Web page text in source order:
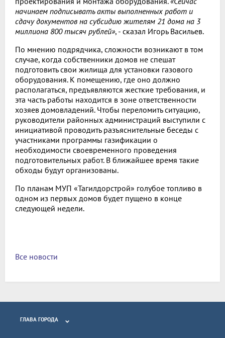
начинаем подписывать акты выполненных работ и
сдачу документов на субсидию жителям 21 дома на 3
миллиона 800 тысяч рублей», - сказал Игорь Васильев.
По мнению подрядчика, сложности возникают в том
случае, когда собственники домов не спешат
подготовить свои жилища для установки газового
оборудования. К помещению, где оно должно
располагаться, предъявляются жесткие требования, и
эта часть работы находится в зоне ответственности
хозяев домовладений. Чтобы переломить ситуацию,
руководители районных администраций выступили с
инициативой проводить разъяснительные беседы с
участниками программы газификации о
необходимости своевременного проведения
подготовительных работ. В ближайшее время такие
обходы будут организованы.
По планам МУП «Тагилдорстрой» голубое топливо в
одном из первых домов будет пущено в конце
следующей недели.
Все новости
ГЛАВА ГОРОДА